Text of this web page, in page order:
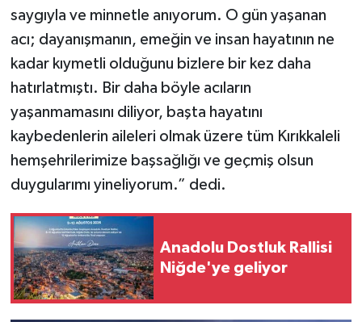
saygıyla ve minnetle anıyorum. O gün yaşanan
acı; dayanışmanın, emeğin ve insan hayatının ne
kadar kıymetli olduğunu bizlere bir kez daha
hatırlatmıştı. Bir daha böyle acıların
yaşanmamasını diliyor, başta hayatını
kaybedenlerin aileleri olmak üzere tüm Kırıkkaleli
hemşehrilerimize başsağlığı ve geçmiş olsun
duygularımı yineliyorum.” dedi.
Anadolu Dostluk Rallisi
Niğde'ye geliyor